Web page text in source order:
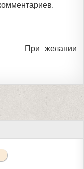
При желании